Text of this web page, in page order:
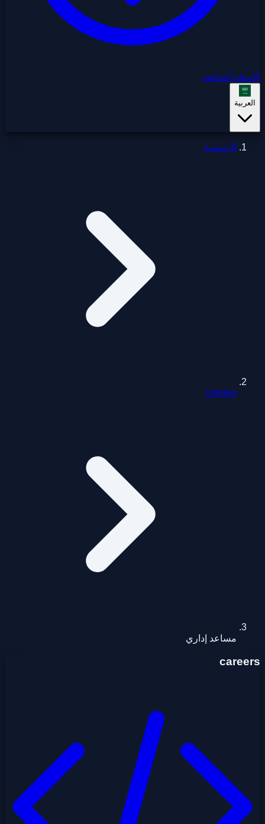
الأسئلة الشائعة
العربية
الرئيسية
careers
مساعد إداري
careers